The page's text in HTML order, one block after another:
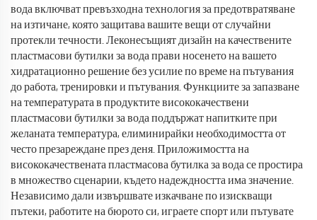
вода включват превъзходна технология за предотвратяване
на изтичане, която защитава вашите вещи от случайни
протекли течности. Леконесъщият дизайн на качествените
пластмасови бутилки за вода прави носенето на вашето
хидратационно решение без усилие по време на пътувания
до работа, тренировки и пътувания. Функциите за запазване
на температурата в продуктите висококачествени
пластмасови бутилки за вода поддържат напитките при
желаната температура, елиминирайки необходимостта от
често презареждане през деня. Приложимостта на
висококачествената пластмасова бутилка за вода се простира
в множество сценарии, където надеждността има значение.
Независимо дали извършвате изкачване по изискващи
пътеки, работите на бюрото си, играете спорт или пътувате